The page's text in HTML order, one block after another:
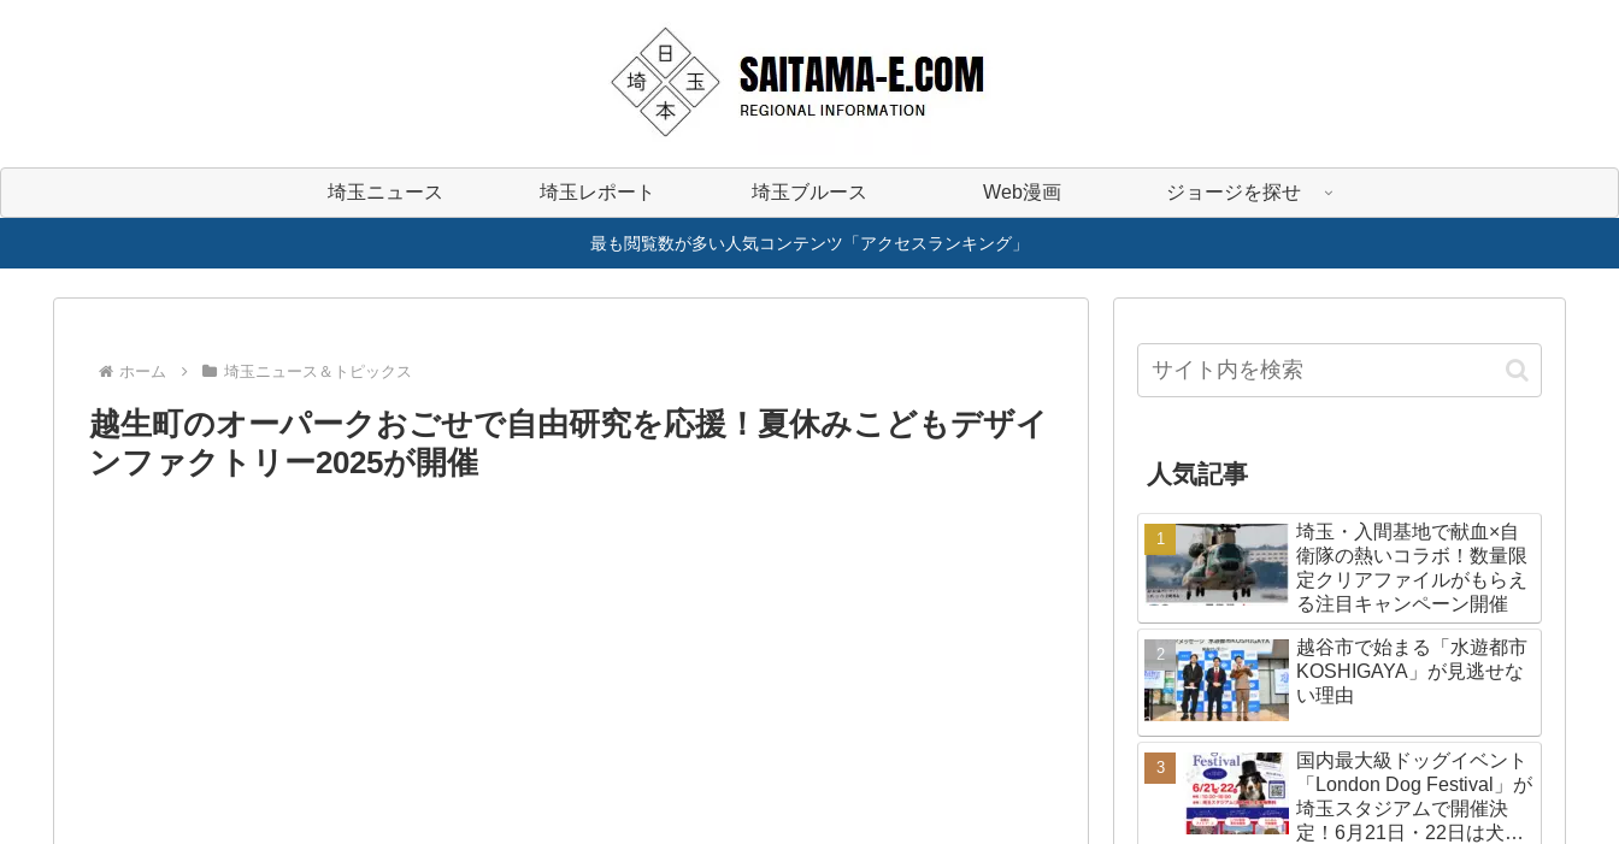
埼玉ニュース 埼玉レポート 埼玉ブルース Web漫画 ジョージを探せ
最も閲覧数が多い人気コンテンツ「アクセスランキング」
ホーム 埼玉ニュース＆トピックス
越生町のオーパークおごせで自由研究を応援！夏休みこどもデザイ
ンファクトリー2025が開催
人気記事
埼玉・入間基地で献血×自
衛隊の熱いコラボ！数量限
定クリアファイルがもらえ
る注目キャンペーン開催
越谷市で始まる「水遊都市
KOSHIGAYA」が見逃せな
い理由
国内最大級ドッグイベント
「London Dog Festival」が
埼玉スタジアムで開催決
定！6月21日・22日は犬と